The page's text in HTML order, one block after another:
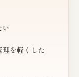
い
理を軽くした